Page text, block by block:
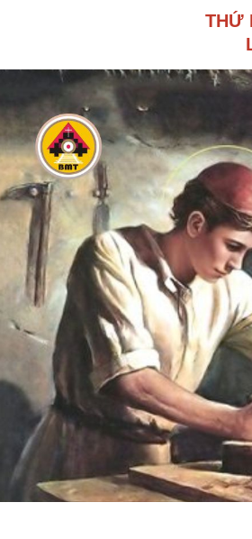
THỨ